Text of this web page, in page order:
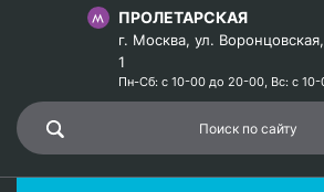
ПРОЛЕТАРСКАЯ
г. Москва, ул.
1
Пн-Сб: с 10-00 до 20-00, Вс: с